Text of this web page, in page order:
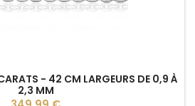
- 42 CM LARGEURS DE 0,9 À
2,3 MM